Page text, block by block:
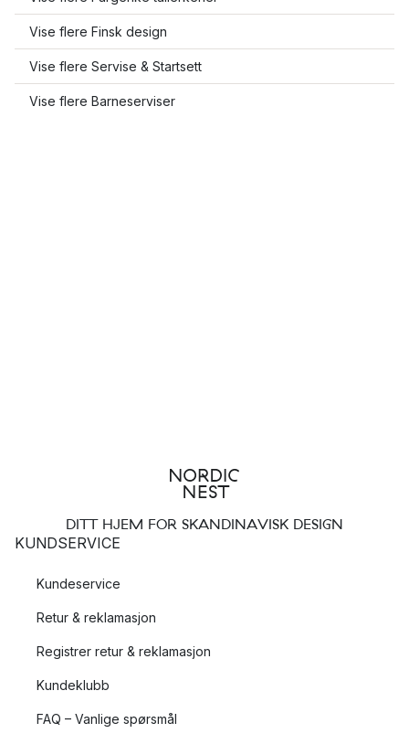
Vise flere Finsk design
Vise flere Servise & Startsett
Vise flere Barneserviser
DITT HJEM FOR SKANDINAVISK DESIGN
KUNDSERVICE
Kundeservice
Retur & reklamasjon
Registrer retur & reklamasjon
Kundeklubb
FAQ – Vanlige spørsmål